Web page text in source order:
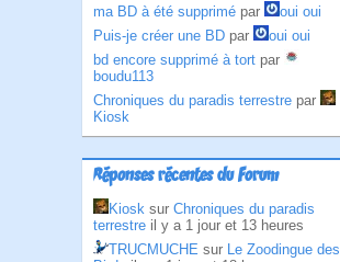
ma BD à été supprimé par
oui oui
Puis-je créer une BD par
oui oui
bd encore supprimé à tort par
boudu113
Chroniques du paradis terrestre par
Kiosk
Réponses récentes du Forum
Kiosk sur Chroniques du paradis
terrestre il y a 1 jour et 13 heures
TRUCMUCHE sur Le Zoodingue des